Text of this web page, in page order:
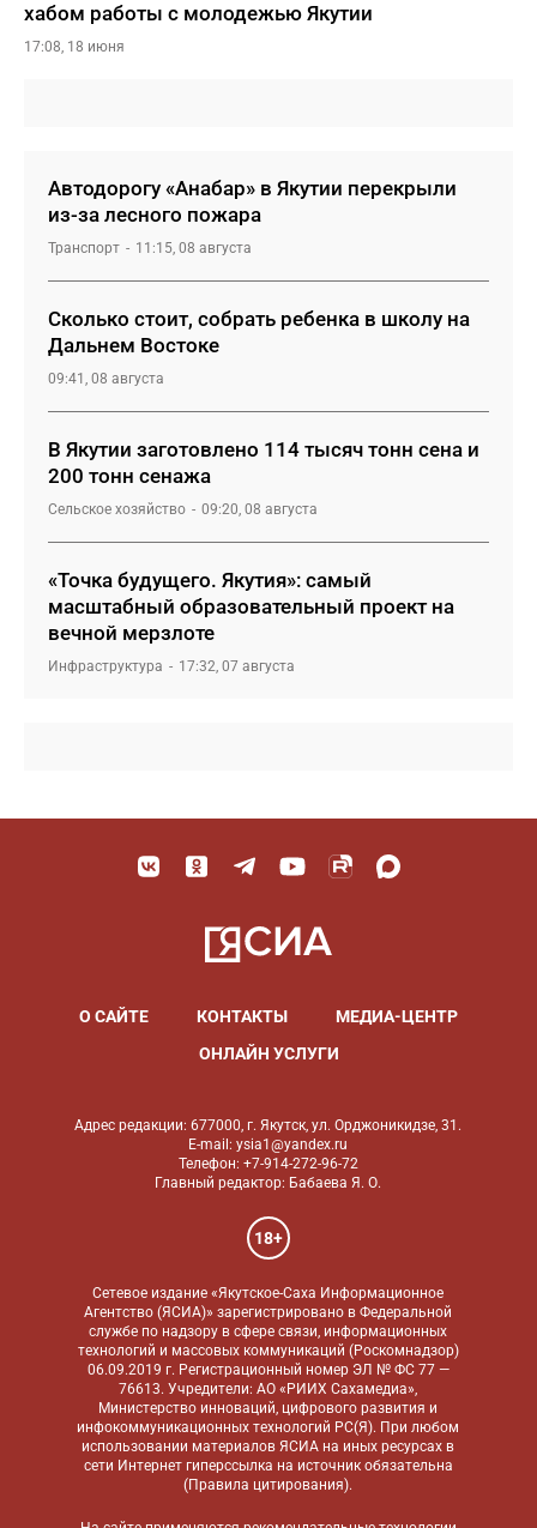
хабом работы с молодежью Якутии
17:08, 18 июня
Автодорогу «Анабар» в Якутии перекрыли
из-за лесного пожара
Транспорт 11:15, 08 августа
Сколько стоит, собрать ребенка в школу на
Дальнем Востоке
09:41, 08 августа
В Якутии заготовлено 114 тысяч тонн сена и
200 тонн сенажа
Сельское хозяйство 09:20, 08 августа
«Точка будущего. Якутия»: самый
масштабный образовательный проект на
вечной мерзлоте
Инфраструктура 17:32, 07 августа
О САЙТЕ КОНТАКТЫ
МЕДИА-ЦЕНТР
ОНЛАЙН УСЛУГИ
Адрес редакции: 677000, г. Якутск, ул. Орджоникидзе, 31.
E-mail: ysia1@yandex.ru
Телефон: +7-914-272-96-72
Главный редактор: Бабаева Я. О.
18+
Сетевое издание «Якутское-Саха Информационное
Агентство (ЯСИА)» зарегистрировано в Федеральной
службе по надзору в сфере связи, информационных
технологий и массовых коммуникаций (Роскомнадзор)
06.09.2019 г. Регистрационный номер ЭЛ № ФС 77 —
76613. Учредители: АО «РИИХ Сахамедиа»,
Министерство инноваций, цифрового развития и
инфокоммуникационных технологий РС(Я). При любом
использовании материалов ЯСИА на иных ресурсах в
сети Интернет гиперссылка на источник обязательна
(Правила цитирования).